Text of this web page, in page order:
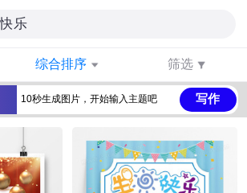
综合排序 筛选
写作